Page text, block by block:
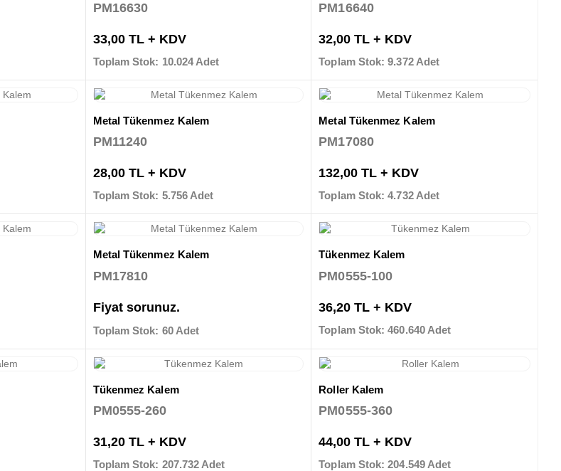
PM16630
33,00 TL + KDV
Toplam Stok: 10.024 Adet
PM16640
32,00 TL + KDV
Toplam Stok: 9.372 Adet
Metal Tükenmez Kalem
PM11240
28,00 TL + KDV
Toplam Stok: 5.756 Adet
Metal Tükenmez Kalem
PM17080
132,00 TL + KDV
Toplam Stok: 4.732 Adet
Metal Tükenmez Kalem
PM17810
Fiyat sorunuz.
Toplam Stok: 60 Adet
Tükenmez Kalem
PM0555-100
36,20 TL + KDV
Toplam Stok: 460.640 Adet
Tükenmez Kalem
PM0555-260
31,20 TL + KDV
Toplam Stok: 207.732 Adet
Roller Kalem
PM0555-360
44,00 TL + KDV
Toplam Stok: 204.549 Adet